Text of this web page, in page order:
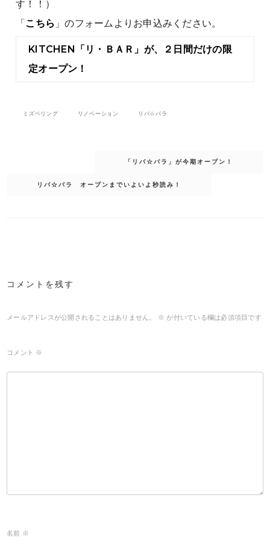
す！！）
「こちら 」のフォームよりお申込みください。
KITCHEN「リ・ＢＡＲ」が、２日間だけの限
定オープン！
ミズベリング リノベーション リバ☆パラ
「リバ☆パラ」が今期オープン！
リバ☆パラ オープンまでいよいよ秒読み！
コメントを残す
メールアドレスが公開されることはありません。 ※ が付いている欄は必須項目です
コメント ※
名前 ※